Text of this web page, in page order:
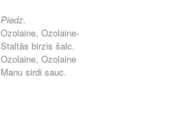
Piedz.
Ozolaine, Ozolaine-
Staltās birzis šalc.
Ozolaine, Ozolaine
Manu sirdi sauc.